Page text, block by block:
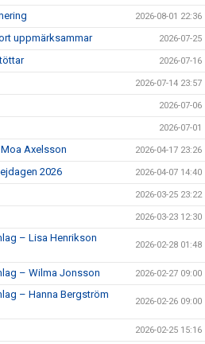
2026-08-01 22:36
uppmärksammar 2026-07-25
2026-07-16
2026-07-14 23:57
2026-07-06
2026-07-01
Axelsson 2026-04-17 23:26
2026 2026-04-07 14:40
2026-03-25 23:22
2026-03-23 12:30
– Lisa Henrikson
2026-02-28 01:48
– Wilma Jonsson 2026-02-27 09:00
– Hanna Bergström
2026-02-26 09:00
2026-02-25 15:16